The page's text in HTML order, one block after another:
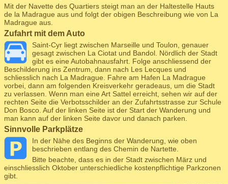
Mit der Navette des Quartiers steigt man an der Haltestelle Hauts
de la Madrague aus und folgt der obigen Beschreibung wie von La
Madrague aus.
Zufahrt mit dem Auto
Saint-Cyr liegt zwischen Marseille und Toulon, genauer
gesagt zwischen La Ciotat und Bandol. Nördlich der Stadt
gibt es eine Autobahnausfahrt. Folge anschliessend der
Beschilderung ins Zentrum, dann nach Les Lecques und
schliesslich nach La Madrague. Fahre am Hafen La Madrague
vorbei, dann am folgenden Kreisverkehr geradeaus, um die Stadt
zu verlassen. Wenn man eine Art Sattel erreicht, sehen wir auf der
rechten Seite die Verbotsschilder an der Zufahrtsstrasse zur Schule
Don Bosco. Auf der linken Seite ist der Start der Wanderung und
man kann auf der linken Seite davor und danach parken.
Sinnvolle Parkplätze
In der Nähe des Beginns der Wanderung, wie oben
beschrieben entlang des Chemin de Nartette.
Bitte beachte, dass es in der Stadt zwischen März und
einschliesslich Oktober unterschiedliche kostenpflichtige Parkzonen
gibt.